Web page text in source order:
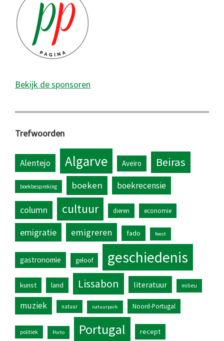
Bekijk de sponsoren
Trefwoorden
Alentejo Algarve Aveiro Beiras
boekbespreking boeken boekrecensie
column cultuur dieren economie
emigratie emigreren fado feest
gastronomie geloof geschiedenis
kunst land Lissabon literatuur milieu
muziek natuur natuurpark Noord-Portugal
politiek Porto Portugal recept